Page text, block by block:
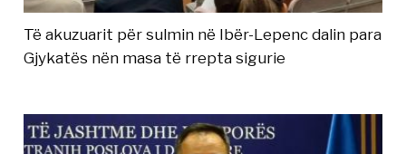
Të akuzuarit për sulmin në Ibër-Lepenc dalin para
Gjykatës nën masa të rrepta sigurie